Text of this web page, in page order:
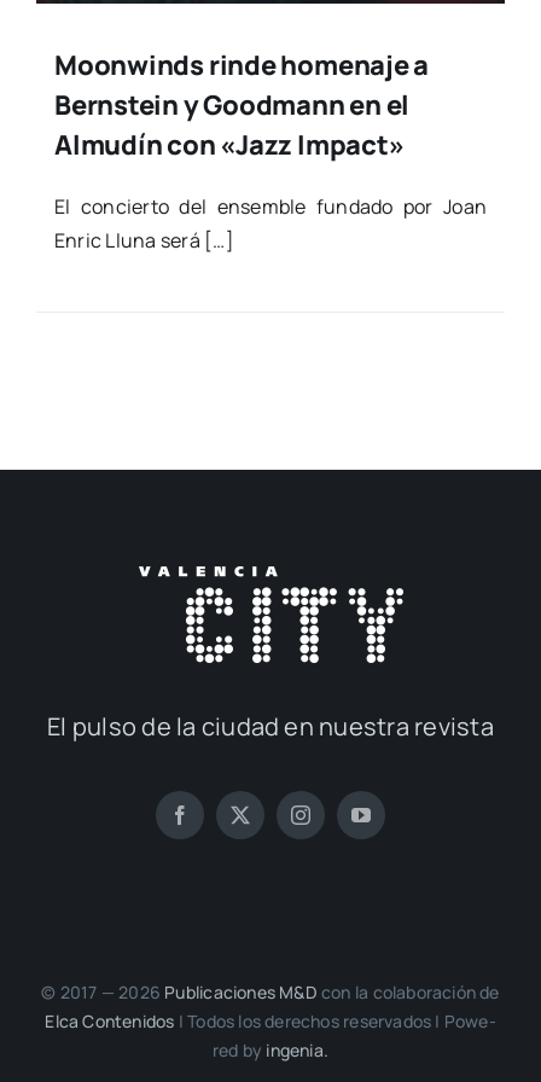
Moonwinds rinde homenaje a
Bernstein y Goodmann en el
Almudín con «Jazz Impact»
El con­cier­to del ensem­ble fun­da­do por Joan
Enric Llu­na será […]
El pul­so de la ciu­dad en nues­tra revis­ta
© 2017 — 2026 Publi­ca­cio­nes M&D con la cola­bo­ra­ción de
Elca Con­te­ni­dos | Todos los dere­chos reser­va­dos | Powe­
red by inge­nia.